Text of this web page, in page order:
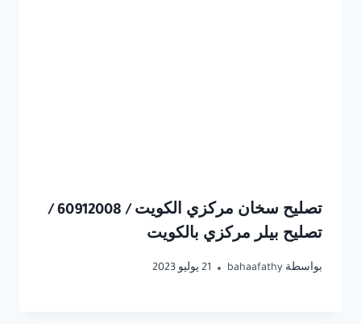
تصليح سخان مركزي الكويت / 60912008 /
تصليح بيلر مركزي بالكويت
بواسطة bahaafathy 21 يوليو 2023